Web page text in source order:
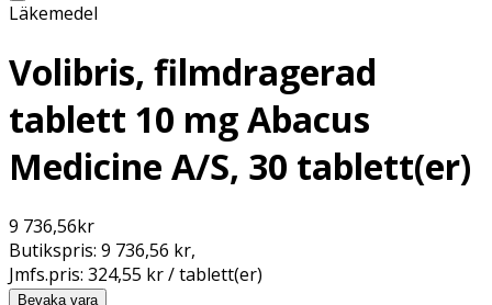
Läkemedel
Volibris, filmdragerad
tablett 10 mg Abacus
Medicine A/S, 30 tablett(er)
9 736,56kr
Butikspris: 9 736,56 kr,
Jmfs.pris: 324,55 kr / tablett(er)
Bevaka vara